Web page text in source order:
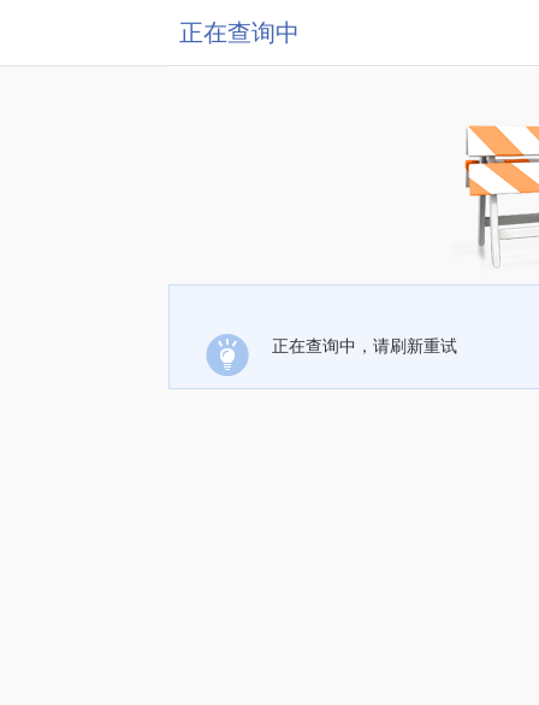
正在查询中
正在查询中，请刷新重试